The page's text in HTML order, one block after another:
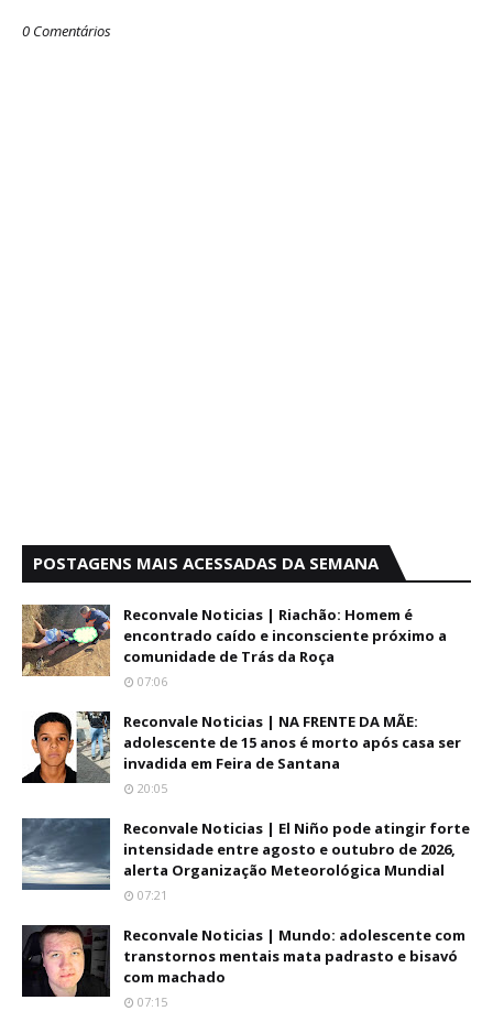
0 Comentários
POSTAGENS MAIS ACESSADAS DA SEMANA
Reconvale Noticias | Riachão: Homem é
encontrado caído e inconsciente próximo a
comunidade de Trás da Roça
07:06
Reconvale Noticias | NA FRENTE DA MÃE:
adolescente de 15 anos é morto após casa ser
invadida em Feira de Santana
20:05
Reconvale Noticias | El Niño pode atingir forte
intensidade entre agosto e outubro de 2026,
alerta Organização Meteorológica Mundial
07:21
Reconvale Noticias | Mundo: adolescente com
transtornos mentais mata padrasto e bisavó
com machado
07:15